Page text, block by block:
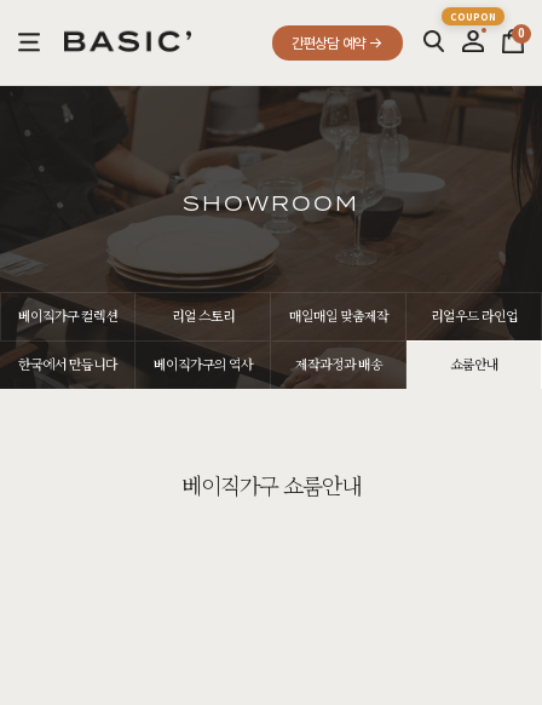
간편상담 예약
0
SHOWROOM
베이직가구 컬렉션 리얼 스토리 매일매일 맞춤제작 리얼우드 라인업
한국에서 만듭니다 베이직가구의 역사 제작과정과 배송 쇼룸안내
베이직가구 쇼룸안내